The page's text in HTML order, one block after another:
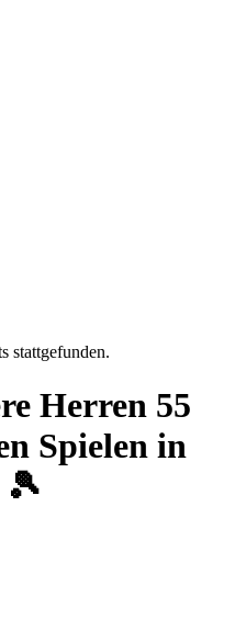
stattgefunden.
Herren 55
Spielen in